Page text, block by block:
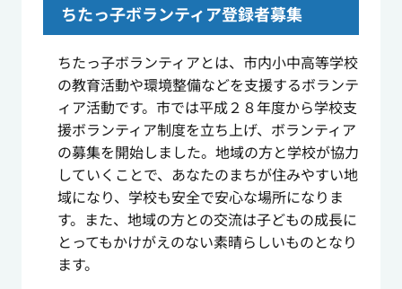
ちたっ子ボランティア登録者募集
ちたっ子ボランティアとは、市内小中高等学校
の教育活動や環境整備などを支援するボランテ
ィア活動です。市では平成２８年度から学校支
援ボランティア制度を立ち上げ、ボランティア
の募集を開始しました。地域の方と学校が協力
していくことで、あなたのまちが住みやすい地
域になり、学校も安全で安心な場所になりま
す。また、地域の方との交流は子どもの成長に
とってもかけがえのない素晴らしいものとなり
ます。